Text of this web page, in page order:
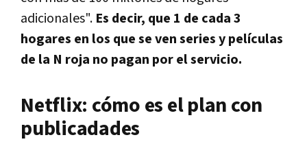
adicionales". Es decir, que 1 de cada 3
hogares en los que se ven series y películas
de la N roja no pagan por el servicio.
Netflix: cómo es el plan con
publicadades